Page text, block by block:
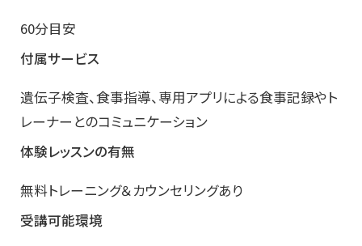
60分目安
付属サービス
遺伝子検査、食事指導、専用アプリによる食事記録やト
レーナーとのコミュニケーション
体験レッスンの有無
無料トレーニング＆カウンセリングあり
受講可能環境